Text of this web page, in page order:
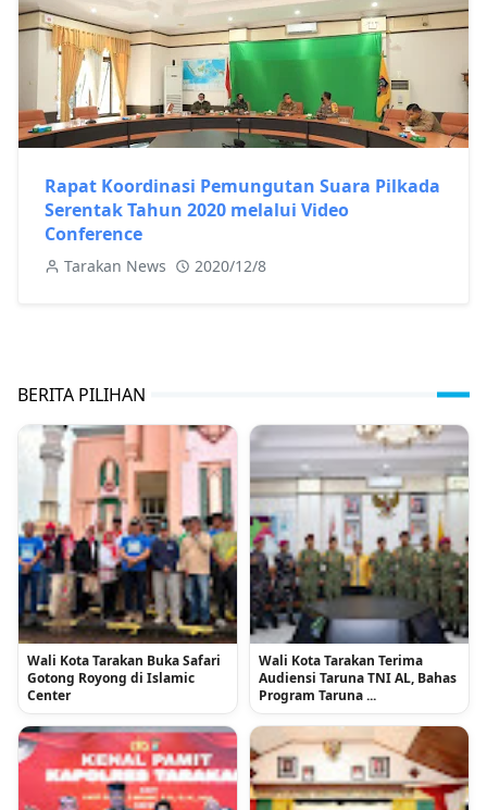
Rapat Koordinasi Pemungutan Suara Pilkada
Serentak Tahun 2020 melalui Video
Conference
Tarakan News 2020/12/8
BERITA PILIHAN
Wali Kota Tarakan Buka Safari
Gotong Royong di Islamic
Center
Wali Kota Tarakan Terima
Audiensi Taruna TNI AL, Bahas
Program Taruna ...